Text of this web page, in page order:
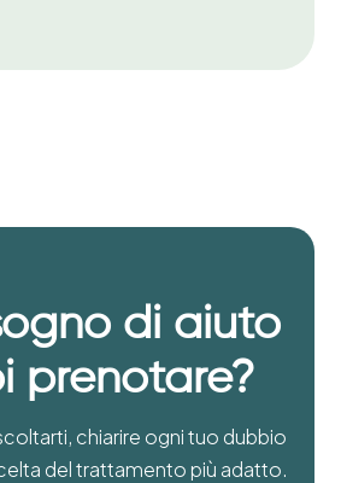
di aiuto
prenotare?
chiarire ogni tuo dubbio
del trattamento più adatto.